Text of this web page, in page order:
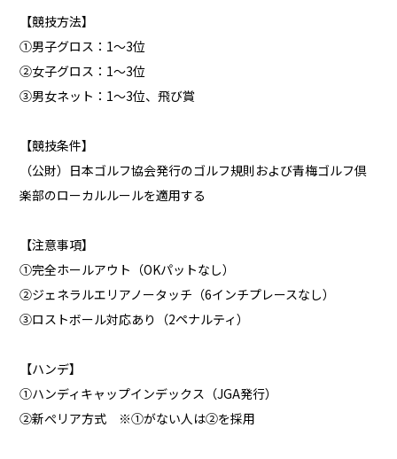
【競技方法】
①男子グロス：1～3位
②女子グロス：1～3位
③男女ネット：1～3位、飛び賞
【競技条件】
（公財）日本ゴルフ協会発行のゴルフ規則および青梅ゴルフ倶
楽部のローカルルールを適用する
【注意事項】
①完全ホールアウト（OKパットなし）
②ジェネラルエリアノータッチ（6インチプレースなし）
③ロストボール対応あり（2ペナルティ）
【ハンデ】
①ハンディキャップインデックス（JGA発行）
②新ぺリア方式 ※①がない人は②を採用